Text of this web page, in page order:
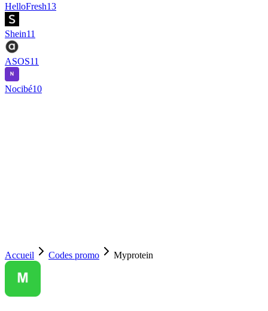
HelloFresh13
Shein11
ASOS11
Nocibé10
Accueil Codes promo Myprotein